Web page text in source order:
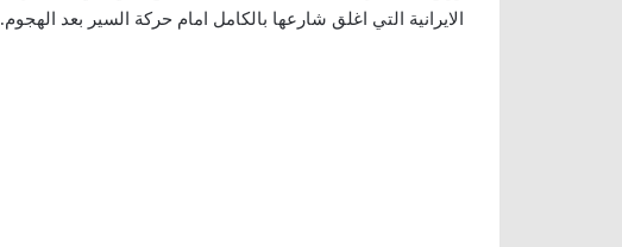
الايرانية التي اغلق شارعها بالكامل امام حركة السير بعد الهجوم.